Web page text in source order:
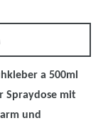
a 500ml
Spraydose mit
und